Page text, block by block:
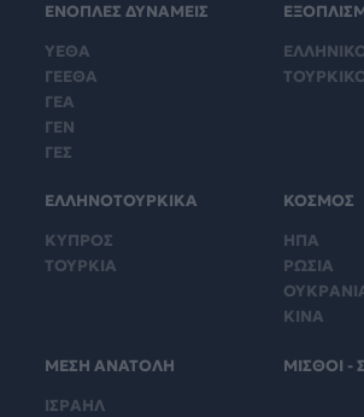
ΕΝΟΠΛΕΣ ΔΥΝΑΜΕΙΣ
ΥΕΘΑ
ΓΕΕΘΑ
ΓΕΑ
ΓΕΝ
ΓΕΣ
ΕΛΛΗΝΟΤΟΥΡΚΙΚΑ
ΚΥΠΡΟΣ
ΤΟΥΡΚΙΑ
ΚΟΣΜΟΣ
ΗΠΑ
ΡΩΣΙΑ
ΚΙΝΑ
ΜΕΣΗ ΑΝΑΤΟΛΗ
ΙΣΡΑΗΛ
ΜΙΣΘΟΙ -